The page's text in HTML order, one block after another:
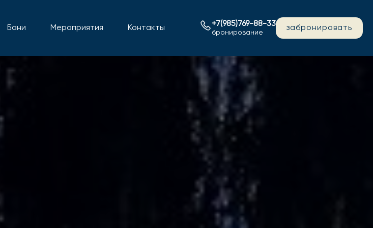
Бани Мероприятия Контакты +7(985)769-88-33
бронирование
забронировать